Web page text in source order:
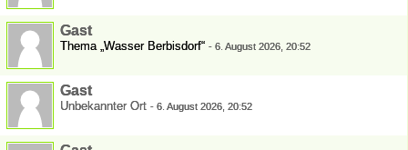
Gast
Thema „Wasser Berbisdorf“ - 6. August 2026, 20:52
Gast
Unbekannter Ort - 6. August 2026, 20:52